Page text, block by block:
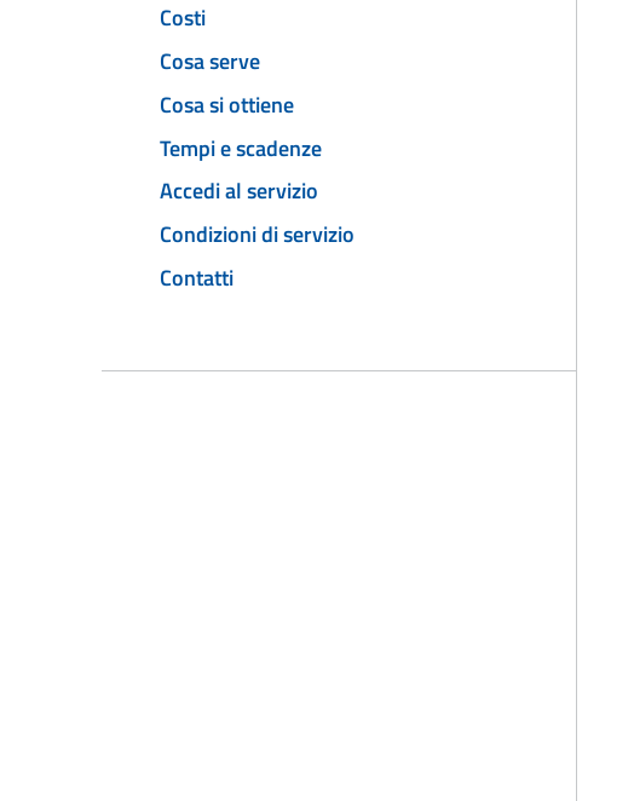
Costi
Cosa serve
Cosa si ottiene
Tempi e scadenze
Accedi al servizio
Condizioni di servizio
Contatti